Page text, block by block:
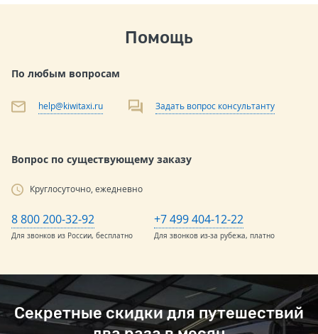
Помощь
По любым вопросам
help@kiwitaxi.ru Задать вопрос консультанту
Вопрос по существующему заказу
Круглосуточно, ежедневно
8 800 200-32-92
Для звонков из России, бесплатно
+7 499 404-12-22
Для звонков из-за рубежа, платно
Секретные скидки для путешествий